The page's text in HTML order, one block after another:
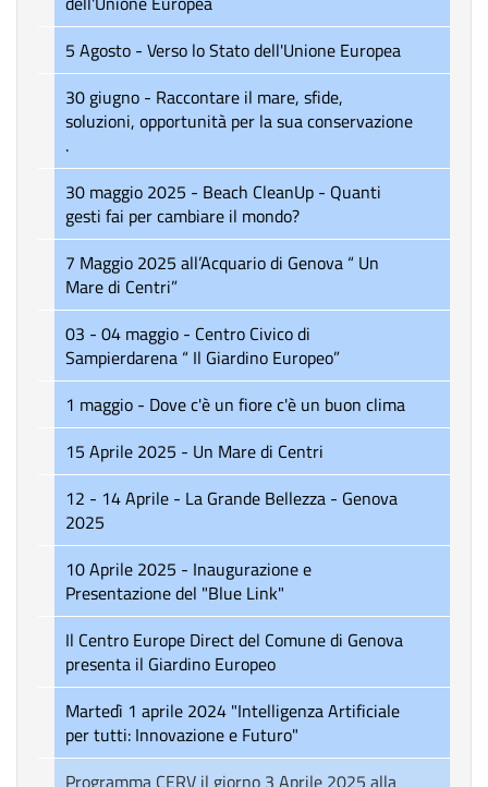
5 Agosto - Verso lo Stato dell'Unione Europea
30 giugno - Raccontare il mare, sfide,
soluzioni, opportunità per la sua conservazione
.
30 maggio 2025 - Beach CleanUp - Quanti
gesti fai per cambiare il mondo?
7 Maggio 2025 all’Acquario di Genova “ Un
Mare di Centri”
03 - 04 maggio - Centro Civico di
Sampierdarena “ Il Giardino Europeo”
1 maggio - Dove c'è un fiore c'è un buon clima
15 Aprile 2025 - Un Mare di Centri
12 - 14 Aprile - La Grande Bellezza - Genova
2025
10 Aprile 2025 - Inaugurazione e
Presentazione del "Blue Link"
Il Centro Europe Direct del Comune di Genova
presenta il Giardino Europeo
Martedì 1 aprile 2024 "Intelligenza Artificiale
per tutti: Innovazione e Futuro"
Programma CERV il giorno 3 Aprile 2025 alla